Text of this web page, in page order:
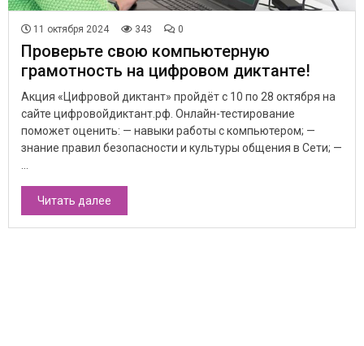
11 октября 2024 343 0
Проверьте свою компьютерную
грамотность на цифровом диктанте!
Акция «Цифровой диктант» пройдёт с 10 по 28 октября на
сайте цифровойдиктант.рф. Онлайн-тестирование
поможет оценить: — навыки работы с компьютером; —
знание правил безопасности и культуры общения в Сети; —
Читать далее